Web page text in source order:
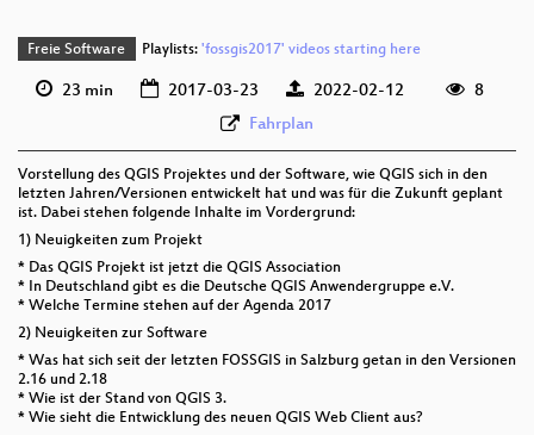
Freie Software Playlists: 'fossgis2017' videos starting here
23 min 2017-03-23 2022-02-12
8
Fahrplan
Vorstellung des QGIS Projektes und der Software, wie QGIS sich in den
letzten Jahren/Versionen entwickelt hat und was für die Zukunft geplant
ist. Dabei stehen folgende Inhalte im Vordergrund:
1) Neuigkeiten zum Projekt
* Das QGIS Projekt ist jetzt die QGIS Association
* In Deutschland gibt es die Deutsche QGIS Anwendergruppe e.V.
* Welche Termine stehen auf der Agenda 2017
2) Neuigkeiten zur Software
* Was hat sich seit der letzten FOSSGIS in Salzburg getan in den Versionen
2.16 und 2.18
* Wie ist der Stand von QGIS 3.
* Wie sieht die Entwicklung des neuen QGIS Web Client aus?